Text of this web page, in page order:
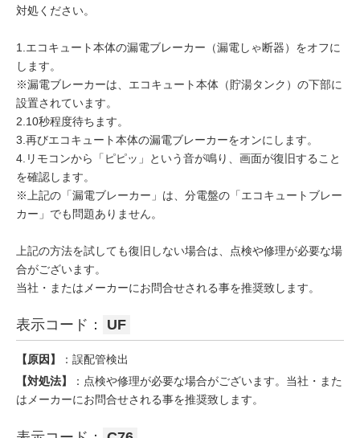
対処ください。
1.エコキュート本体の漏電ブレーカー（漏電しゃ断器）をオフに
します。
※漏電ブレーカーは、エコキュート本体（貯湯タンク）の下部に
設置されています。
2.10秒程度待ちます。
3.再びエコキュート本体の漏電ブレーカーをオンにします。
4.リモコンから「ピピッ」という音が鳴り、画面が復旧すること
を確認します。
※上記の「漏電ブレーカー」は、分電盤の「エコキュートブレー
カー」でも問題ありません。
上記の方法を試しても復旧しない場合は、点検や修理が必要な場
合がございます。
当社・またはメーカーにお問合せされる事を推奨致します。
表示コード： UF
【原因】
：誤配管検出
【対処法】
：点検や修理が必要な場合がございます。当社・また
はメーカーにお問合せされる事を推奨致します。